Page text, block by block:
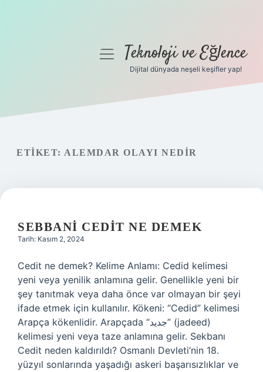
Gizlilik Politikası
menüyüTeknoloji ve Eğlence
Dijital dünyada neşeli keşifler yap!
ETIKET: ALEMDAR OLAYI NEDIR
SEBBANI CEDIT NE DEMEK
Tarih: Kasım 2, 2024
Cedit ne demek? Kelime Anlamı: Cedid kelimesi
yeni veya yenilik anlamına gelir. Genellikle yeni bir
şey tanıtmak veya daha önce var olmayan bir şeyi
ifade etmek için kullanılır. Kökeni: “Cedid” kelimesi
Arapça kökenlidir. Arapçada “جديد” (jadeed)
kelimesi yeni veya taze anlamına gelir. Sekbanı
Cedit neden kaldırıldı? Osmanlı Devleti’nin 18.
yüzyıl sonlarında yaşadığı askeri başarısızlıklar ve